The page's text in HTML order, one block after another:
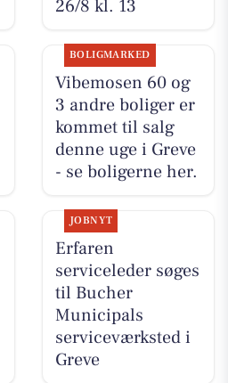
26/8 kl. 13
BOLIGMARKED
Vibemosen 60 og
3 andre boliger er
kommet til salg
denne uge i Greve
- se boligerne her.
JOBNYT
Erfaren
serviceleder søges
til Bucher
Municipals
serviceværksted i
Greve